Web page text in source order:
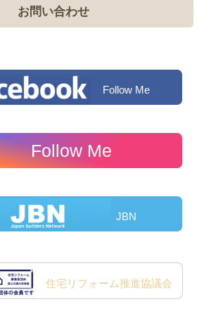
お問い合わせ
Follow Me
Follow Me
JBN
住宅リフォーム推進協議会